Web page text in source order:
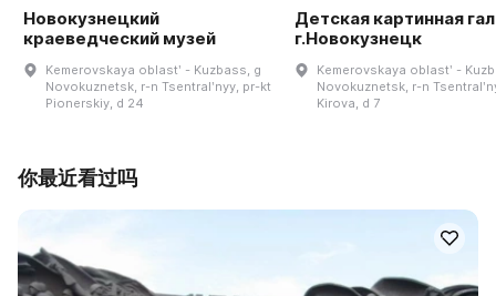
Новокузнецкий
краеведческий музей
Kemerovskaya oblastʹ - Kuzbass, g
Novokuznetsk, r-n Tsentralʹnyy, pr-kt
Pionerskiy, d 24
Детская картинная
г.Новокузнецк
Kemerovskaya oblastʹ -
Novokuznetsk, r-n
Kirova, d 7
你最近看过吗